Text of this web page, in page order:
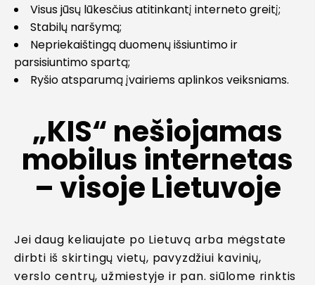
Visus jūsų lūkesčius atitinkantį interneto greitį;
Stabilų naršymą;
Nepriekaištingą duomenų išsiuntimo ir
parsisiuntimo spartą;
Ryšio atsparumą įvairiems aplinkos veiksniams.
„KIS“ nešiojamas
mobilus internetas
– visoje Lietuvoje
Jei daug keliaujate po Lietuvą arba mėgstate
dirbti iš skirtingų vietų, pavyzdžiui kavinių,
verslo centrų, užmiestyje ir pan. siūlome rinktis